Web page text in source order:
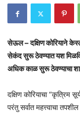
सेऊल – दक्षिण कोरियाने
सेकंद सुरू ठेवण्यात यश
अधिक काळ सुरू ठेवण्याचा
दक्षिण कोरियाचा “कृत्रिम
परंतु सर्वात महत्त्वाचा